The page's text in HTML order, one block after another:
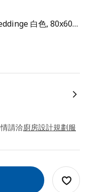
底櫃附面板/2抽, 白色 maximera/veddinge 白色, 80x60x80 公分
請洽廚房設計規劃服